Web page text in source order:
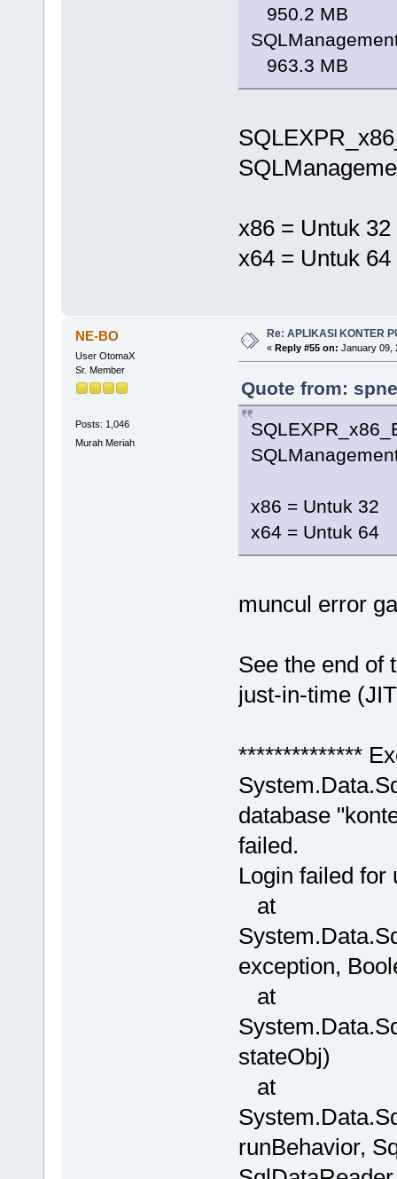
950.2 MB
963.3 MB
x86 = Untuk 32
x64 = Untuk 64
NE-BO
User OtomaX
Sr. Member
Posts: 1,046
Murah Meriah
Re: APLIKASI KONTER
« Reply #55 on: January 09,
Quote from:
x86 = Untuk 32
x64 = Untuk 64
muncul error
See the end of
just-in-time
**************
database
failed.
Login failed for
at
exception,
at
stateObj)
at
runBehavior,